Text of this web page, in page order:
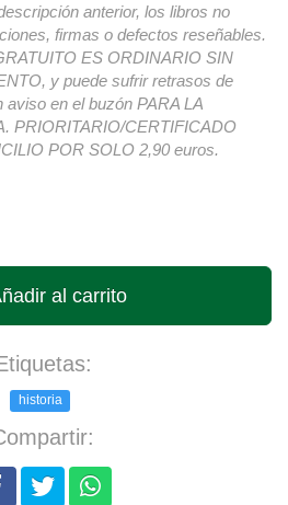
anterior, los libros no
firmas o defectos reseñables.
ES ORDINARIO SIN
y puede sufrir retrasos de
en el buzón PARA LA
PRIORITARIO/CERTIFICADO
POR SOLO 2,90 euros.
al carrito
historia